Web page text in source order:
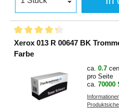
Xerox 013 R 00647 BK
Farbe
ca. 0.7
pro Seite
ca. 70000